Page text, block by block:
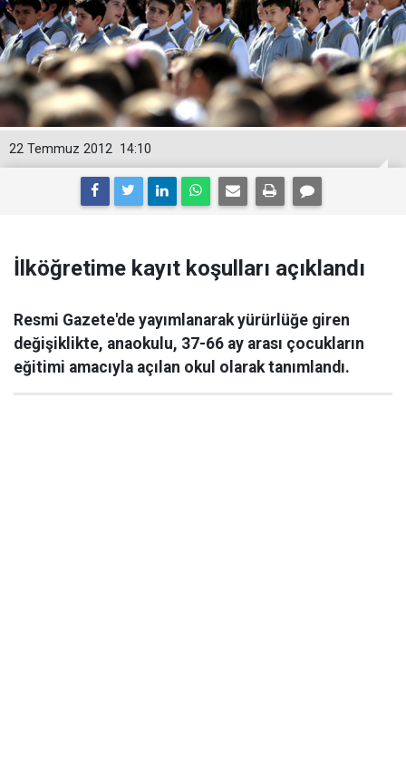
14:10
22 Temmuz 2012
İlköğretime kayıt koşulları açıklandı
Resmi Gazete'de yayımlanarak yürürlüğe giren
değişiklikte, anaokulu, 37-66 ay arası çocukların
eğitimi amacıyla açılan okul olarak tanımlandı.